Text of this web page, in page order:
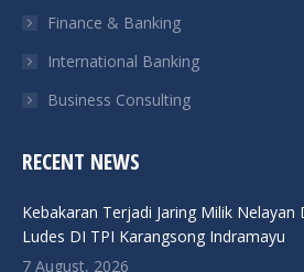
Finance & Banking
International Banking
Business Consulting
RECENT NEWS
Kebakaran Terjadi Jaring Milik
Ludes DI TPI Karangsong Indramayu
7 August, 2026